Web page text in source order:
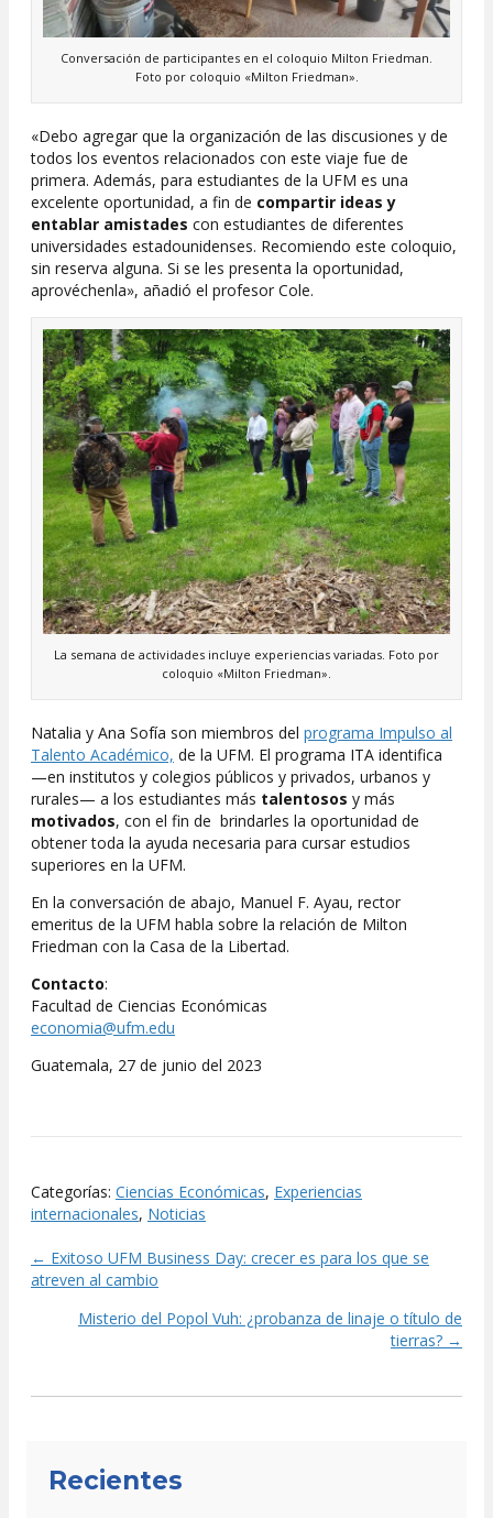
Conversación de participantes en el coloquio Milton Friedman.
Foto por coloquio «Milton Friedman».
«Debo agregar que la organización de las discusiones y de
todos los eventos relacionados con este viaje fue de
primera. Además, para estudiantes de la UFM es una
excelente oportunidad, a fin de compartir ideas y
entablar amistades con estudiantes de diferentes
universidades estadounidenses. Recomiendo este coloquio,
sin reserva alguna. Si se les presenta la oportunidad,
aprovéchenla», añadió el profesor Cole.
La semana de actividades incluye experiencias variadas. Foto por
coloquio «Milton Friedman».
Natalia y Ana Sofía son miembros del programa Impulso al
Talento Académico, de la UFM. El programa ITA identifica
—en institutos y colegios públicos y privados, urbanos y
rurales— a los estudiantes más talentosos y más
motivados, con el fin de brindarles la oportunidad de
obtener toda la ayuda necesaria para cursar estudios
superiores en la UFM.
En la conversación de abajo, Manuel F. Ayau, rector
emeritus de la UFM habla sobre la relación de Milton
Friedman con la Casa de la Libertad.
Contacto:
Facultad de Ciencias Económicas
economia@ufm.edu
Guatemala, 27 de junio del 2023
Categorías: Ciencias Económicas, Experiencias
internacionales, Noticias
Posts
navigation
← Exitoso UFM Business Day: crecer es para los que se
atreven al cambio
Misterio del Popol Vuh: ¿probanza de linaje o título de
tierras? →
Recientes